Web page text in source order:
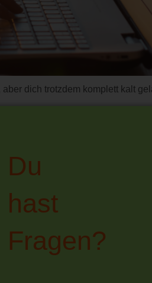
dich trotzdem komplett kalt
Du
hast
Fragen?